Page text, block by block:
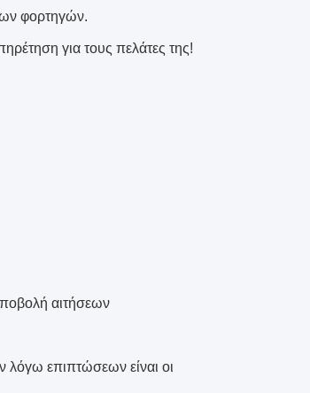
φορτηγών.
για τους πελάτες της!
αιτήσεων
λόγω επιπτώσεων είναι οι